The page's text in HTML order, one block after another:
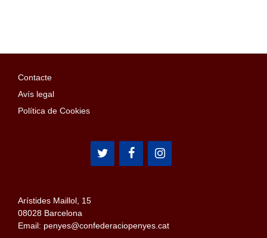
Contacte
Avís legal
Política de Cookies
Arístides Maillol, 15
08028 Barcelona
Email: penyes@confederaciopenyes.cat